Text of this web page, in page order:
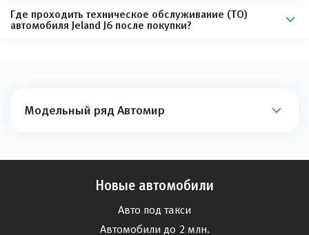
Где проходить техническое обслуживание (ТО)
автомобиля Jeland J6 после покупки?
Модельный ряд Автомир
Новые автомобили
Авто под такси
Автомобили до 2 млн.